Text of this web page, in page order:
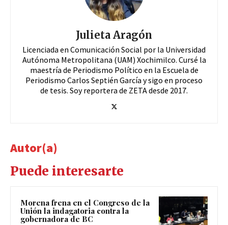
Julieta Aragón
Licenciada en Comunicación Social por la Universidad
Autónoma Metropolitana (UAM) Xochimilco. Cursé la
maestría de Periodismo Político en la Escuela de
Periodismo Carlos Septién García y sigo en proceso
de tesis. Soy reportera de ZETA desde 2017.
Autor(a)
Puede interesarte
Morena frena en el Congreso de la
Unión la indagatoria contra la
gobernadora de BC